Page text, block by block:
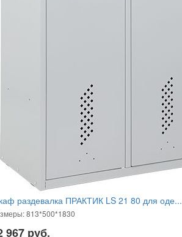
раздевалка ПРАКТИК LS 21 80 для оде...
813*500*1830
967 руб.